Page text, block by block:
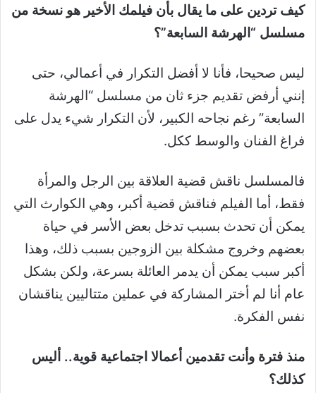
كيف تردين على ما يقال بأن فيلمك الأخير هو نسخة من
مسلسل “الهرشة السابعة”؟
ليس صحيحا، فأنا لا أفضل التكرار في أعمالي، حتى
إنني أرفض تقديم جزء ثان من مسلسل “الهرشة
السابعة” رغم نجاحه الكبير، لأن التكرار شيء يدل على
فراغ الفنان والوسط ككل.
فالمسلسل ناقش قضية العلاقة بين الرجل والمرأة
فقط، أما الفيلم فناقش قضية أكبر، وهي الكوارث التي
يمكن أن تحدث بسبب تدخل بعض الأسر في حياة
بعضهم وخروج مشكلة بين الزوجين بسبب ذلك، وهذا
أكبر سبب يمكن أن يدمر العائلة بسرعة، ولكن بشكل
عام أنا لم أختر المشاركة في عملين متتاليين يناقشان
نفس الفكرة.
منذ فترة وأنت تقدمين أعمالا اجتماعية قوية.. أليس
كذلك؟